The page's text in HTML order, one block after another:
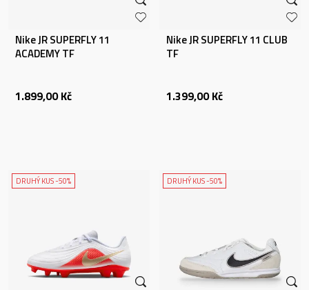
Nike JR SUPERFLY 11
ACADEMY TF
1.899,00 Kč
Nike JR SUPERFLY 11 CLUB
TF
1.399,00 Kč
DRUHÝ KUS -50% DRUHÝ KUS -50%